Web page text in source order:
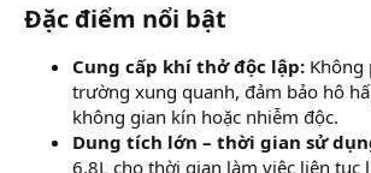
Đặc điểm nổi bật​
Cung cấp khí thở độc lập: Không
trường xung quanh, đảm bảo hô
không gian kín hoặc nhiễm độc.
Dung tích lớn – thời gian sử
6.8L cho thời gian làm việc liên tục